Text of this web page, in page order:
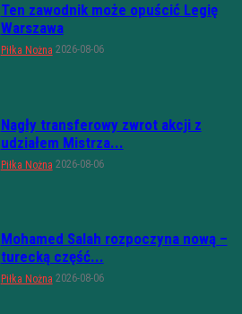
Ten zawodnik może opuścić Legię
Warszawa
Piłka Nożna 2026-08-06
Nagły transferowy zwrot akcji z
udziałem Mistrza...
Piłka Nożna 2026-08-06
Mohamed Salah rozpoczyna nową –
turecką część...
Piłka Nożna 2026-08-06